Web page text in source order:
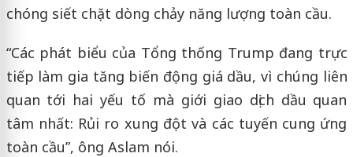
chóng siết chặt dòng chảy năng lượng toàn cầu.
“Các phát biểu của Tổng thống Trump đang trực
tiếp làm gia tăng biến động giá dầu, vì chúng liên
quan tới hai yếu tố mà giới giao dịch dầu quan
tâm nhất: Rủi ro xung đột và các tuyến cung ứng
toàn cầu”, ông Aslam nói.